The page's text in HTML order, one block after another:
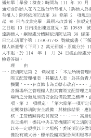
通知單〔舉發（檢查）時間為 111 年 10
通知含訴願人在內之區分所有權人（訴願
有權人）除將依消防法第 38 條第 2 項規定
起 30 日內改善完畢，屆期未改善者，依規定
之日起 10 日內提出陳述意見。第 10989
達訴願人。嗣原處分機關依消防法第 38
日北市消預字第 1133037748 號裁處書（下
權人新臺幣（下同）2 萬元罰鍰。原處分
人不服，於 114 年 1 月 24 日經由原處分
檢卷答辯。
理 由
一、按消防法第 2 條規定：「本法所稱管理
際支配管理權者；其屬法人者，為其負責
機關︰……在直轄巿為直轄巿政府……。
各類場所之管理權人對其實際支配管理之
場所之分類及消防安全設備設置之標準，
項、第 2 項規定：「第六條第一項所定各
定期檢修消防安全設備；其檢修結果，應
核，主管機關得派員複查……：一、高層建
告之場所：委託中央主管機關許可之消防
以外一定規模以上之場所：委託消防設備
僅設有滅火器、標示設備或緊急照明燈等